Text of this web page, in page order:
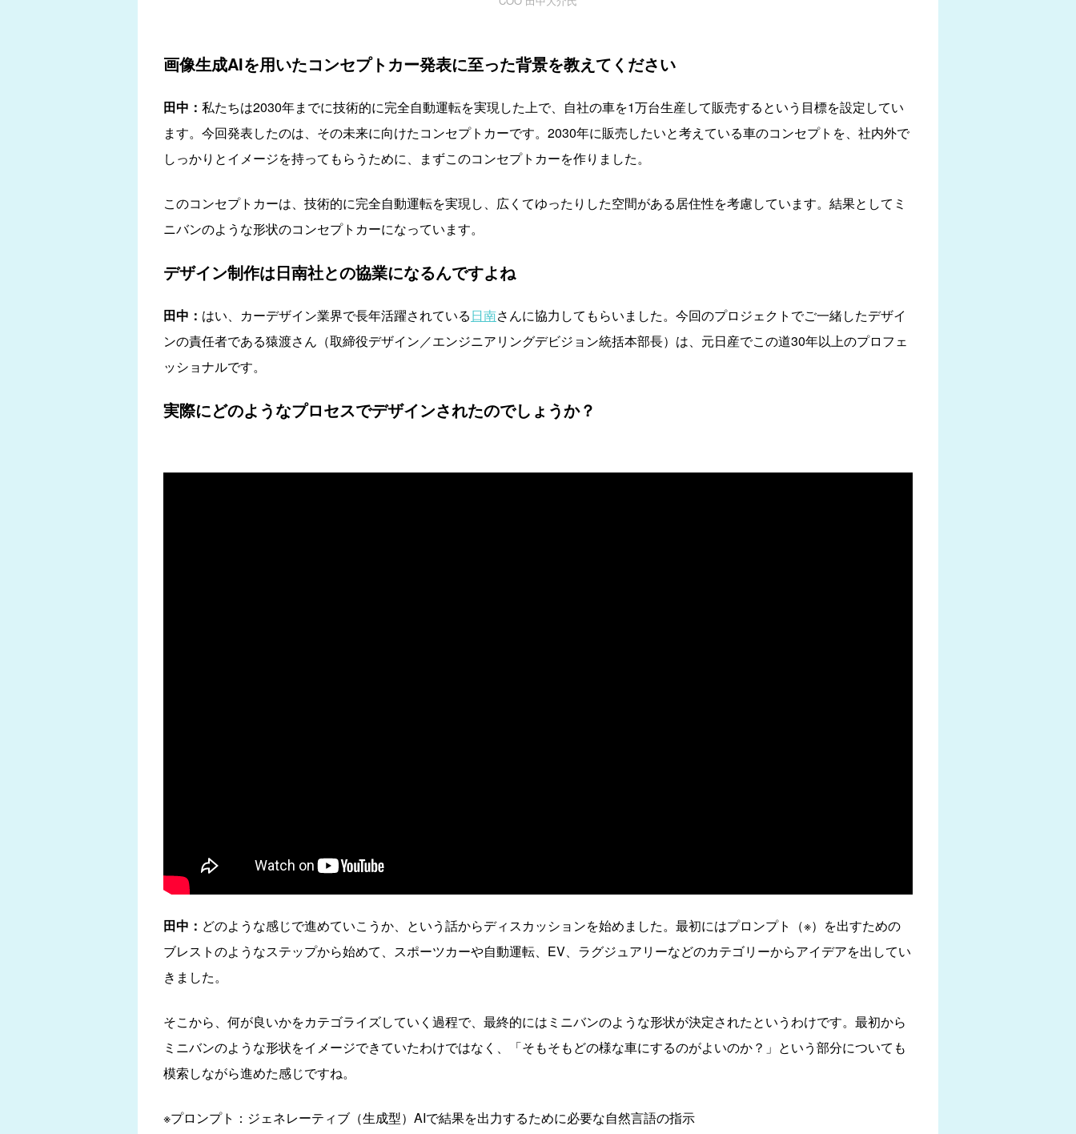
画像生成AIを用いたコンセプトカー発表に至った背景を教えてください
田中： 私たちは2030年までに技術的に完全自動運転を実現した上で、自社の車を1万台生産して販売するという目標を設定してい
ます。今回発表したのは、その未来に向けたコンセプトカーです。2030年に販売したいと考えている車のコンセプトを、社内外で
しっかりとイメージを持ってもらうために、まずこのコンセプトカーを作りました。
このコンセプトカーは、技術的に完全自動運転を実現し、広くてゆったりした空間がある居住性を考慮しています。結果としてミ
ニバンのような形状のコンセプトカーになっています。
デザイン制作は日南社との協業になるんですよね
田中： はい、カーデザイン業界で長年活躍されている日南さんに協力してもらいました。今回のプロジェクトでご一緒したデザイ
ンの責任者である猿渡さん（取締役デザイン／エンジニアリングデビジョン統括本部長）は、元日産でこの道30年以上のプロフェ
ッショナルです。
実際にどのようなプロセスでデザインされたのでしょうか？
田中： どのような感じで進めていこうか、という話からディスカッションを始めました。最初にはプロンプト（※）を出すための
ブレストのようなステップから始めて、スポーツカーや自動運転、EV、ラグジュアリーなどのカテゴリーからアイデアを出してい
きました。
そこから、何が良いかをカテゴライズしていく過程で、最終的にはミニバンのような形状が決定されたというわけです。最初から
ミニバンのような形状をイメージできていたわけではなく、「そもそもどの様な車にするのがよいのか？」という部分についても
模索しながら進めた感じですね。
※プロンプト：ジェネレーティブ（生成型）AIで結果を出力するために必要な自然言語の指示